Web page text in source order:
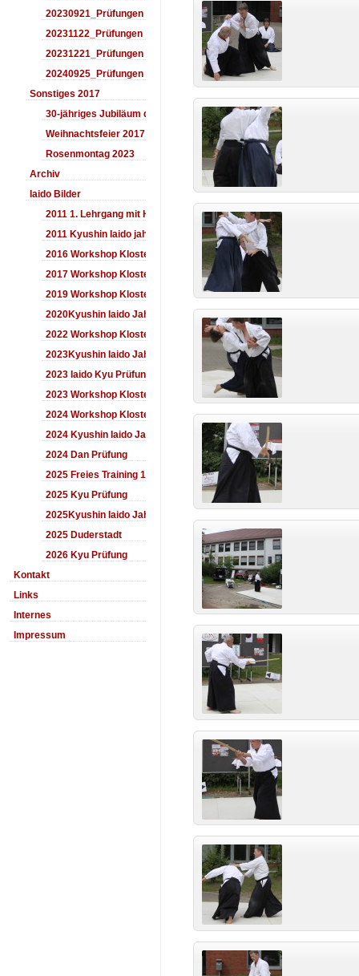
20230921_Prüfungen
20231122_Prüfungen
20231221_Prüfungen
20240925_Prüfungen
Sonstiges 2017
30-jähriges Jubiläum des Aiki-Dojo's 2017
Weihnachtsfeier 2017
Rosenmontag 2023
Archiv
Iaido Bilder
2011 1. Lehrgang mit Headmaster Ralf Gumpfer
2011 Kyushin Iaido jahrestreffen
2016 Workshop Kloster Duderstadt
2017 Workshop Kloster Duderstadt
2019 Workshop Kloster Duderstadt
2020Kyushin Iaido Jahrestreffen
2022 Workshop Kloster Duderstadt
2023Kyushin Iaido Jahrestreffen
2023 Iaido Kyu Prüfung
2023 Workshop Kloster Duderstadt
2024 Workshop Kloster Duderstadt
2024 Kyushin Iaido Jahrestreffen
2024 Dan Prüfung
2025 Freies Training 17:00-18:00 Uhr
2025 Kyu Prüfung
2025Kyushin Iaido Jahrestreffen
2025 Duderstadt
2026 Kyu Prüfung
Kontakt
Links
Internes
Impressum